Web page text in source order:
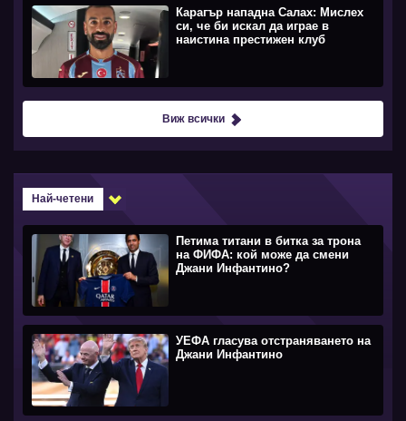
Карагър нападна Салах: Мислех
си, че би искал да играе в
наистина престижен клуб
Виж всички
Най-четени
Петима титани в битка за трона
на ФИФА: кой може да смени
Джани Инфантино?
УЕФА гласува отстраняването на
Джани Инфантино